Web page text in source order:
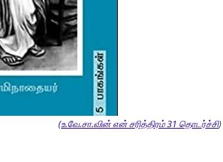
(உ.வே.சா.வின் என் சரித்திரம் 31 தொடர்ச்சி)